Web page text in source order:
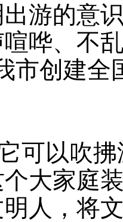
游的意
哗、不
市创建
可以吹
大家庭
人，将